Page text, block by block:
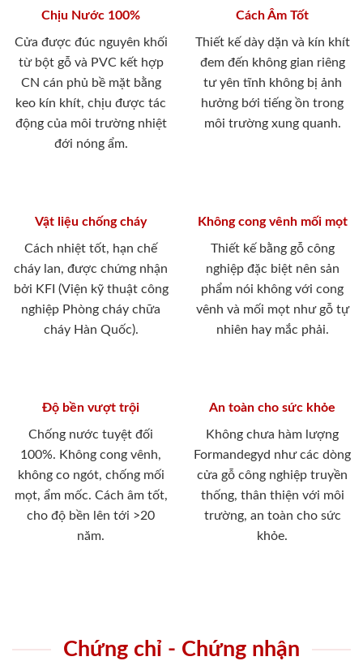
Chịu Nước 100%
Cửa được đúc nguyên khối
từ bột gỗ và PVC kết hợp
CN cán phủ bề mặt bằng
keo kín khít, chịu được tác
động của môi trường nhiệt
đới nóng ẩm.
Cách Âm Tốt
Thiết kế dày dặn và kín khít
đem đến không gian riêng
tư yên tĩnh không bị ảnh
hưởng bới tiếng ồn trong
môi trường xung quanh.
Vật liệu chống cháy
Cách nhiệt tốt, hạn chế
cháy lan, được chứng nhận
bởi KFI (Viện kỹ thuật công
nghiệp Phòng cháy chữa
cháy Hàn Quốc).
Không cong vênh mối mọt
Thiết kế bằng gỗ công
nghiệp đặc biệt nên sản
phẩm nói không với cong
vênh và mối mọt như gỗ tự
nhiên hay mắc phải.
Độ bền vượt trội
Chống nước tuyệt đối
100%. Không cong vênh,
không co ngót, chống mối
mọt, ẩm mốc. Cách âm tốt,
cho độ bền lên tới >20
năm.
An toàn cho sức khỏe
Không chưa hàm lượng
Formandegyd như các dòng
cửa gỗ công nghiệp truyền
thống, thân thiện với môi
trường, an toàn cho sức
khỏe.
Chứng chỉ - Chứng nhận